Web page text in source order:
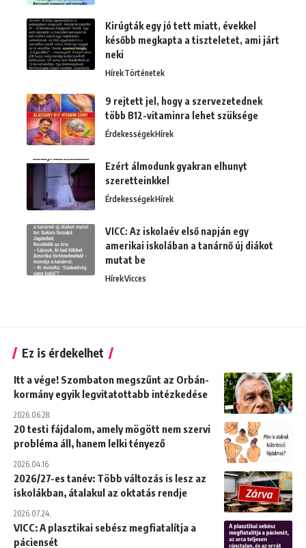
Kirúgták egy jó tett miatt, évekkel
később megkapta a tiszteletet, ami járt
neki
HírekTörténetek
9 rejtett jel, hogy a szervezetednek
több B12-vitaminra lehet szüksége
ÉrdekességekHírek
Ezért álmodunk gyakran elhunyt
szeretteinkkel
ÉrdekességekHírek
VICC: Az iskolaév első napján egy
amerikai iskolában a tanárnő új diákot
mutat be
HírekVicces
Ez is érdekelhet
Itt a vége! Szombaton megszűnt az Orbán-
kormány egyik legvitatottabb intézkedése
2026.06.28.
20 testi fájdalom, amely mögött nem szervi
probléma áll, hanem lelki tényező
2026.04.16.
2026/27-es tanév: Több változás is lesz az
iskolákban, átalakul az oktatás rendje
2026.07.24.
VICC: A plasztikai sebész megfiatalítja a
páciensét